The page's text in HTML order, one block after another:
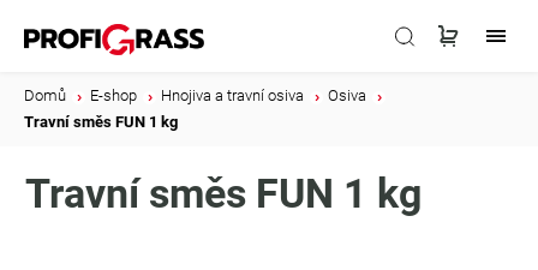
Domů E-shop Hnojiva a travní osiva Osiva
Travní směs FUN 1 kg
Travní směs FUN 1 kg